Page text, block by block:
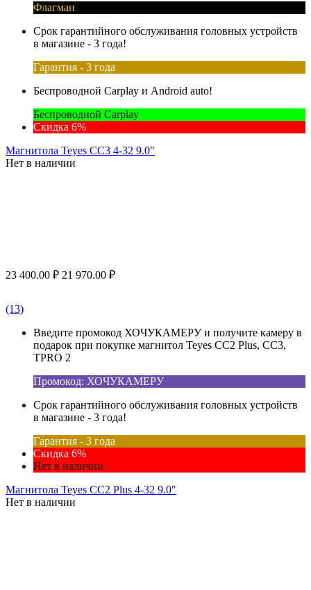
Флагман
Срок гарантийного обслуживания головных устройств
в магазине - 3 года!
Гарантия - 3 года
Беспроводной Carplay и Android auto!
Беспроводной Carplay
Скидка 6%
Магнитола Teyes CC3 4-32 9.0"
Нет в наличии
23 400.00 ₽ 21 970.00 ₽
(13)
Введите промокод ХОЧУКАМЕРУ и получите камеру в
подарок при покупке магнитол Teyes CC2 Plus, CC3,
TPRO 2
Промокод: ХОЧУКАМЕРУ
Срок гарантийного обслуживания головных устройств
в магазине - 3 года!
Гарантия - 3 года
Скидка 6%
Нет в наличии
Магнитола Teyes CC2 Plus 4-32 9.0"
Нет в наличии